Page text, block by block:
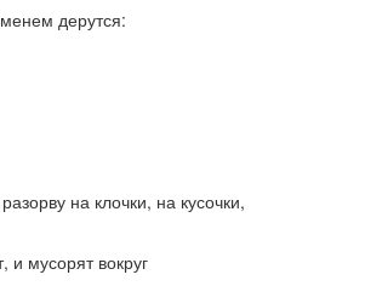
дерутся:
на клочки, на кусочки,
и мусорят вокруг